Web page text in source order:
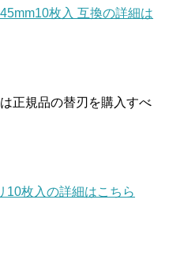
枚入 互換の詳細は
正規品の替刃を購入すべ
10枚入の詳細はこちら